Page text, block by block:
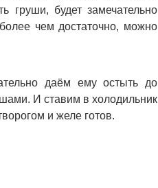
груши, будет замечательно
чем достаточно, можно
даём ему остыть до
И ставим в холодильник
и желе готов.